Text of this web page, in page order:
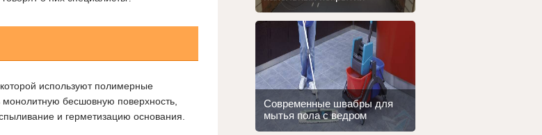
используют полимерные
бесшовную поверхность,
и герметизацию основания.
Современные швабры для
мытья пола с ведром